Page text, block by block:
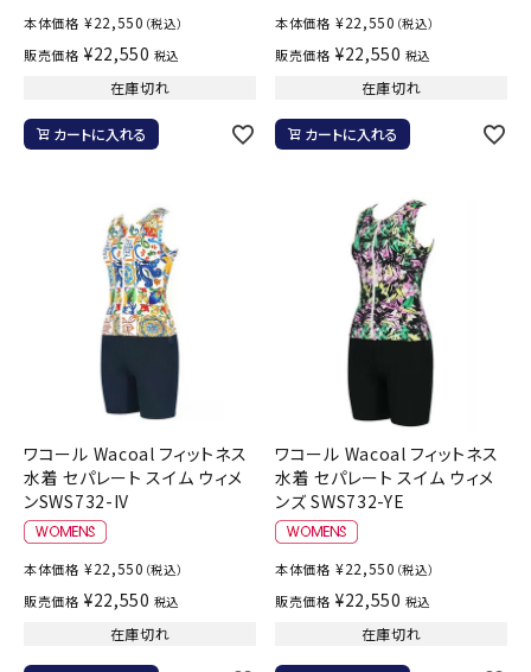
本体価格 ¥22,550 （税込）
販売価格 ¥22,550 税込
在庫切れ
カートに入れる
本体価格 ¥22,550 （税込）
販売価格 ¥22,550 税込
在庫切れ
カートに入れる
ワコール Wacoal フィットネス
水着 セパレート スイム ウィメ
ンSWS732-IV
本体価格 ¥22,550 （税込）
販売価格 ¥22,550 税込
在庫切れ
ワコール Wacoal フィットネス
水着 セパレート スイム ウィメ
ンズ SWS732-YE
本体価格 ¥22,550 （税込）
販売価格 ¥22,550 税込
在庫切れ